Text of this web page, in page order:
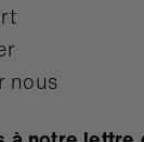
nous